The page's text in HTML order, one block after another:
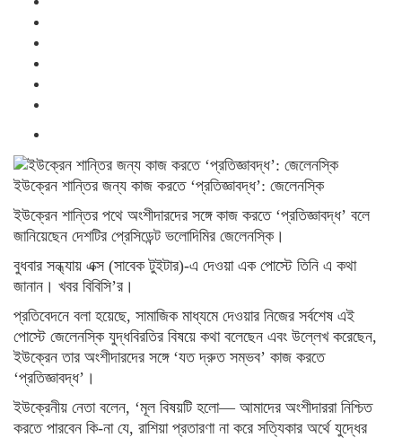
ইউক্রেন শান্তির জন্য কাজ করতে ‘প্রতিজ্ঞাবদ্ধ’: জেলেনস্কি
ইউক্রেন শান্তির পথে অংশীদারদের সঙ্গে কাজ করতে ‘প্রতিজ্ঞাবদ্ধ’ বলে
জানিয়েছেন দেশটির প্রেসিডেন্ট ভলোদিমির জেলেনস্কি।
বুধবার সন্ধ্যায় এক্স (সাবেক টুইটার)-এ দেওয়া এক পোস্টে তিনি এ কথা
জানান। খবর বিবিসি’র।
প্রতিবেদনে বলা হয়েছে, সামাজিক মাধ্যমে দেওয়ার নিজের সর্বশেষ এই
পোস্টে জেলেনস্কি যুদ্ধবিরতির বিষয়ে কথা বলেছেন এবং উল্লেখ করেছেন,
ইউক্রেন তার অংশীদারদের সঙ্গে ‘যত দ্রুত সম্ভব’ কাজ করতে
‘প্রতিজ্ঞাবদ্ধ’।
ইউক্রেনীয় নেতা বলেন, ‘মূল বিষয়টি হলো— আমাদের অংশীদাররা নিশ্চিত
করতে পারবেন কি-না যে, রাশিয়া প্রতারণা না করে সত্যিকার অর্থে যুদ্ধের